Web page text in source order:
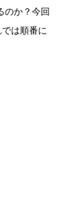
のか？今回
は順番に